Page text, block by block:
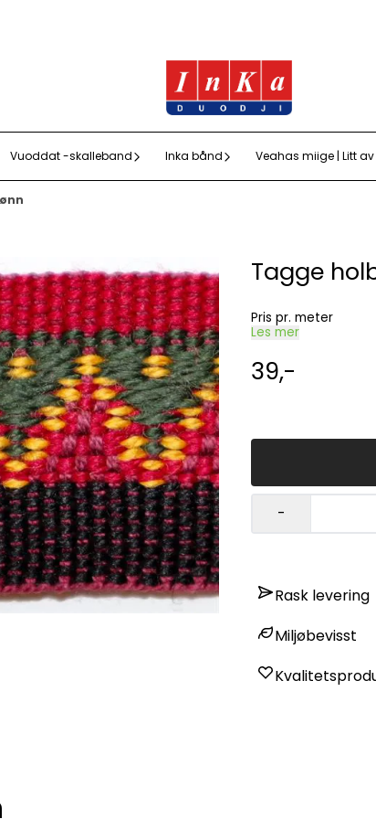
Vuoddat -skalleband Inka bånd Veahas miige | Litt
Tagge
Pris pr. meter
Les mer
39,-
-
Rask levering
Miljøbevisst